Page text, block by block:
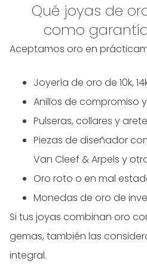
Qué joyas de
como
Aceptamos oro en
Joyería de oro de 10k,
Anillos de compromiso
Pulseras, collares y
Piezas de diseñador
Van Cleef & Arpels y
Oro roto o en mal
Monedas de oro de
Si tus joyas combinan oro
gemas, también las
integral.